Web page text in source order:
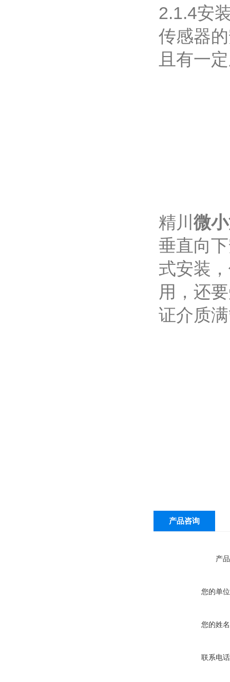
2.1.4安
传感器
且有一
精川 微
垂直向
式安装
用，还
证介质
产品咨询
产
您的单
您的姓
联系电